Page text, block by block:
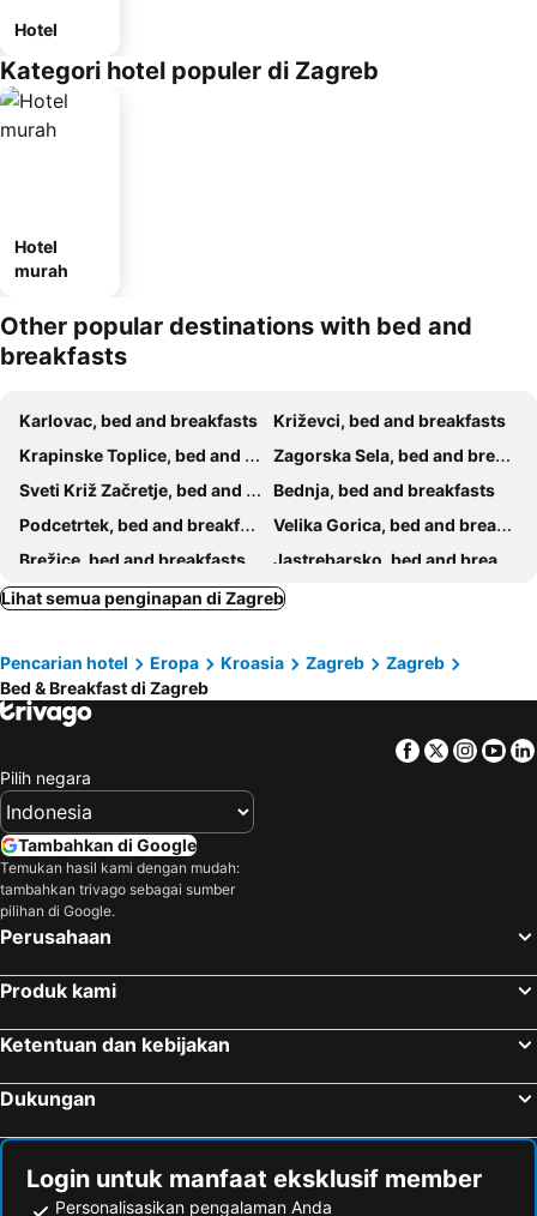
Hotel
Kategori hotel populer di Zagreb
Hotel
murah
Other popular destinations with bed and
breakfasts
Karlovac, bed and breakfasts
Križevci, bed and breakfasts
Krapinske Toplice, bed and breakfasts
Zagorska Sela, bed and breakfasts
Sveti Križ Začretje, bed and breakfasts
Bednja, bed and breakfasts
Podcetrtek, bed and breakfasts
Velika Gorica, bed and breakfasts
Brežice, bed and breakfasts
Jastrebarsko, bed and breakfasts
Kostanjevica na Krki, bed and breakfasts
Bistrica ob Sotli, bed and breakfasts
Hum na Sutli, bed and breakfasts
Ozalj, bed and breakfasts
Bizeljsko, bed and breakfasts
Sisak, bed and breakfasts
Križ, bed and breakfasts
Lihat semua penginapan di Zagreb
Pencarian hotel Eropa Kroasia Zagreb
Zagreb
Bed & Breakfast di Zagreb
Facebook
Twitter
Pilih negara
Tambahkan di Google
Temukan hasil kami dengan mudah:
tambahkan trivago sebagai sumber
pilihan di Google.
Perusahaan
Produk kami
Ketentuan dan kebijakan
Dukungan
Login untuk manfaat eksklusif member
Personalisasikan pengalaman Anda